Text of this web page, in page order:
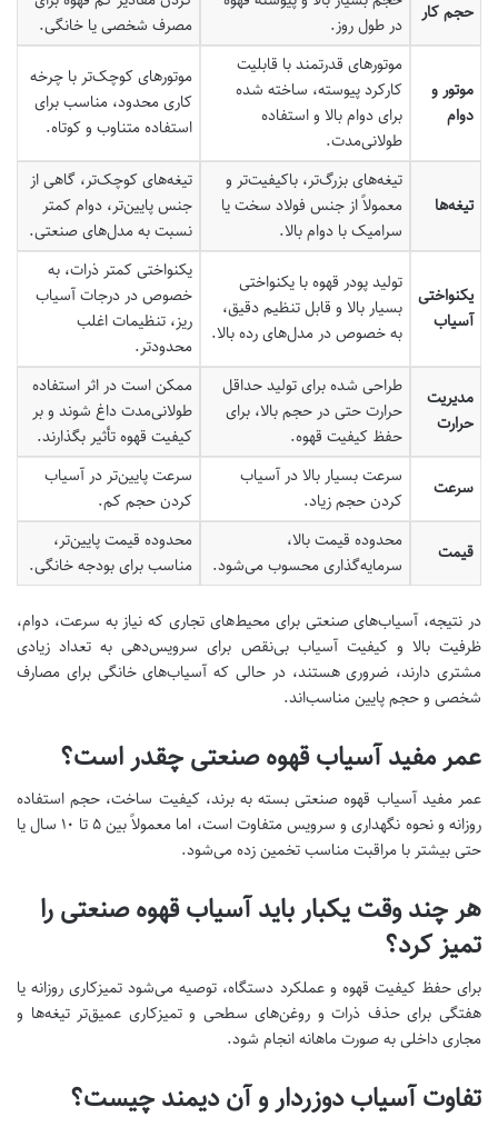
حجم کار
در طول روز.
مصرف شخصی یا خانگی.
موتور و
دوام
موتورهای قدرتمند با قابلیت
کارکرد پیوسته، ساخته شده
برای دوام بالا و استفاده
طولانی‌مدت.
موتورهای کوچک‌تر با چرخه
کاری محدود، مناسب برای
استفاده متناوب و کوتاه.
تیغه‌ها
تیغه‌های بزرگ‌تر، باکیفیت‌تر و
معمولاً از جنس فولاد سخت یا
سرامیک با دوام بالا.
تیغه‌های کوچک‌تر، گاهی از
جنس پایین‌تر، دوام کمتر
نسبت به مدل‌های صنعتی.
یکنواختی
آسیاب
تولید پودر قهوه با یکنواختی
بسیار بالا و قابل تنظیم دقیق،
به خصوص در مدل‌های رده بالا.
یکنواختی کمتر ذرات، به
خصوص در درجات آسیاب
ریز، تنظیمات اغلب
محدودتر.
مدیریت
حرارت
طراحی شده برای تولید حداقل
حرارت حتی در حجم بالا، برای
حفظ کیفیت قهوه.
ممکن است در اثر استفاده
طولانی‌مدت داغ شوند و بر
کیفیت قهوه تأثیر بگذارند.
سرعت
سرعت بسیار بالا در آسیاب
کردن حجم زیاد.
سرعت پایین‌تر در آسیاب
کردن حجم کم.
قیمت
محدوده قیمت بالا،
سرمایه‌گذاری محسوب می‌شود.
محدوده قیمت پایین‌تر،
مناسب برای بودجه خانگی.
در نتیجه، آسیاب‌های صنعتی برای محیط‌های تجاری که نیاز به سرعت، دوام،
ظرفیت بالا و کیفیت آسیاب بی‌نقص برای سرویس‌دهی به تعداد زیادی
مشتری دارند، ضروری هستند، در حالی که آسیاب‌های خانگی برای مصارف
شخصی و حجم پایین مناسب‌اند.
عمر مفید آسیاب قهوه صنعتی چقدر است؟
عمر مفید آسیاب قهوه صنعتی بسته به برند، کیفیت ساخت، حجم استفاده
روزانه و نحوه نگهداری و سرویس متفاوت است، اما معمولاً بین ۵ تا ۱۰ سال یا
حتی بیشتر با مراقبت مناسب تخمین زده می‌شود.
هر چند وقت یکبار باید آسیاب قهوه صنعتی را
تمیز کرد؟
برای حفظ کیفیت قهوه و عملکرد دستگاه، توصیه می‌شود تمیزکاری روزانه یا
هفتگی برای حذف ذرات و روغن‌های سطحی و تمیزکاری عمیق‌تر تیغه‌ها و
مجاری داخلی به صورت ماهانه انجام شود.
تفاوت آسیاب دوزردار و آن دیمند چیست؟